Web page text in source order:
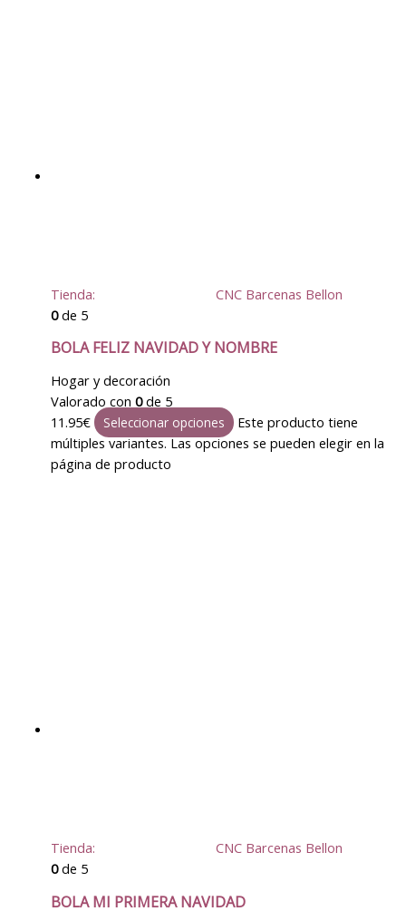
Tienda:
CNC Barcenas Bellon
0de 5
BOLA FELIZ NAVIDAD Y NOMBRE
Hogar y decoración
Valorado con 0de 5
11.95€ Seleccionar opciones
Este producto tiene
múltiples variantes. Las opciones se pueden elegir en la
página de producto
Tienda:
CNC Barcenas Bellon
0de 5
BOLA MI PRIMERA NAVIDAD